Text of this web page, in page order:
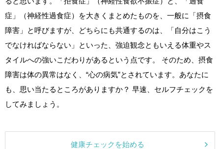
症」（神経性過食症）を大きくまとめたものを、一般に「摂食
障害」と呼びますが、どちらにも共通するのは、「自分はこう
でなければならない」といった、強迫観念ともいえる体重やス
タイルへの強いこだわりがあるという点です。 そのため、摂食
障害は体の異常はなく、“心の病気”とされています。あなたに
も、思い当たるところがありますか？ 早速、セルフチェックを
してみましょう。
健康チェックを始める